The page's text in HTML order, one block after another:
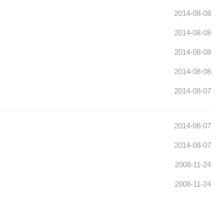
2014-08-08
2014-08-08
2014-08-08
2014-08-08
2014-08-07
2014-08-07
2014-08-07
2008-11-24
2008-11-24